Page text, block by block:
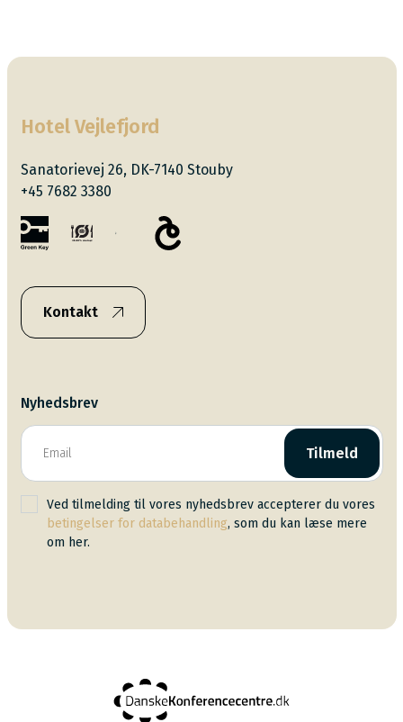
Hotel Vejlefjord
Sanatorievej 26, DK-7140 Stouby
+45 7682 3380
Kontakt
Nyhedsbrev
Tilmeld
Ved tilmelding til vores nyhedsbrev accepterer du vores
betingelser for databehandling, som du kan læse mere
om her.